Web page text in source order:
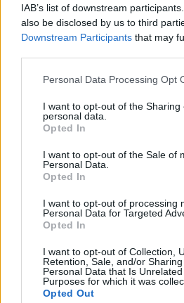
IAB’s list of downstream
also be disclosed by us to third
Downstream Participants that may
Personal Data Processing Opt
I want to opt-out of the Sharing
personal data.
Opted In
I want to opt-out of the Sale of
Personal Data.
Opted In
I want to opt-out of processing
Personal Data for Targeted
Opted In
I want to opt-out of Collection,
Retention, Sale, and/or
Personal Data that Is
Purposes for which it was
Opted Out
kokosų-ryžių gėrimas
desertams, glotnučiams,
gėrimuose.
Lazdynų riešutų gėrimas
Lazdynų riešutų gėrimas
skonio ir kvapo augalinė
pienui, pasižyminti
riešutiniu aromatu. Dėl
natūraliai salstelėjusio
dažniau vertinamas
tiek su kava, suteikdamas